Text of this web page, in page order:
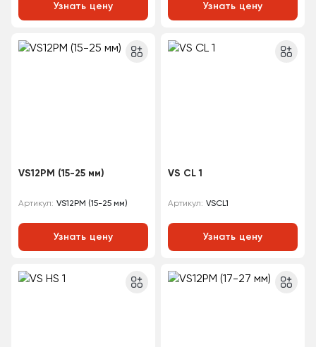
Узнать цену Узнать цену
VS12PM (15-25 мм)
Артикул: VS12PM (15-25 мм)
Узнать цену
VS CL 1
Артикул: VSCL1
Узнать цену